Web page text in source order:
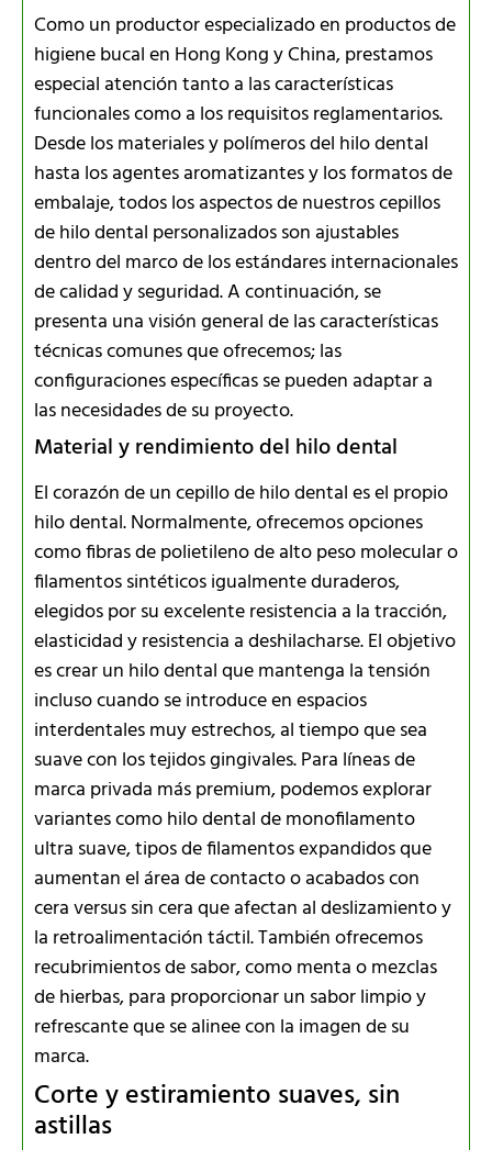
Como un productor especializado en productos de
higiene bucal en Hong Kong y China, prestamos
especial atención tanto a las características
funcionales como a los requisitos reglamentarios.
Desde los materiales y polímeros del hilo dental
hasta los agentes aromatizantes y los formatos de
embalaje, todos los aspectos de nuestros cepillos
de hilo dental personalizados son ajustables
dentro del marco de los estándares internacionales
de calidad y seguridad. A continuación, se
presenta una visión general de las características
técnicas comunes que ofrecemos; las
configuraciones específicas se pueden adaptar a
las necesidades de su proyecto.
Material y rendimiento del hilo dental
El corazón de un cepillo de hilo dental es el propio
hilo dental. Normalmente, ofrecemos opciones
como fibras de polietileno de alto peso molecular o
filamentos sintéticos igualmente duraderos,
elegidos por su excelente resistencia a la tracción,
elasticidad y resistencia a deshilacharse. El objetivo
es crear un hilo dental que mantenga la tensión
incluso cuando se introduce en espacios
interdentales muy estrechos, al tiempo que sea
suave con los tejidos gingivales. Para líneas de
marca privada más premium, podemos explorar
variantes como hilo dental de monofilamento
ultra suave, tipos de filamentos expandidos que
aumentan el área de contacto o acabados con
cera versus sin cera que afectan al deslizamiento y
la retroalimentación táctil. También ofrecemos
recubrimientos de sabor, como menta o mezclas
de hierbas, para proporcionar un sabor limpio y
refrescante que se alinee con la imagen de su
marca.
Corte y estiramiento suaves, sin
astillas